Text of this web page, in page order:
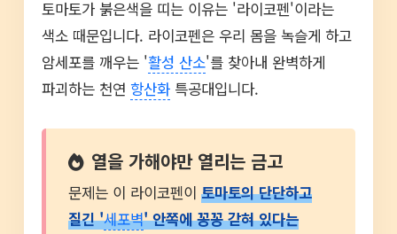
토마토가 붉은색을 띠는 이유는 '라이코펜'이라는
색소 때문입니다. 라이코펜은 우리 몸을 녹슬게 하고
암세포를 깨우는 '활성 산소'를 찾아내 완벽하게
파괴하는 천연 항산화 특공대입니다.
열을 가해야만 열리는 금고
문제는 이 라이코펜이 토마토의 단단하고
질긴 '세포벽' 안쪽에 꽁꽁 갇혀 있다는